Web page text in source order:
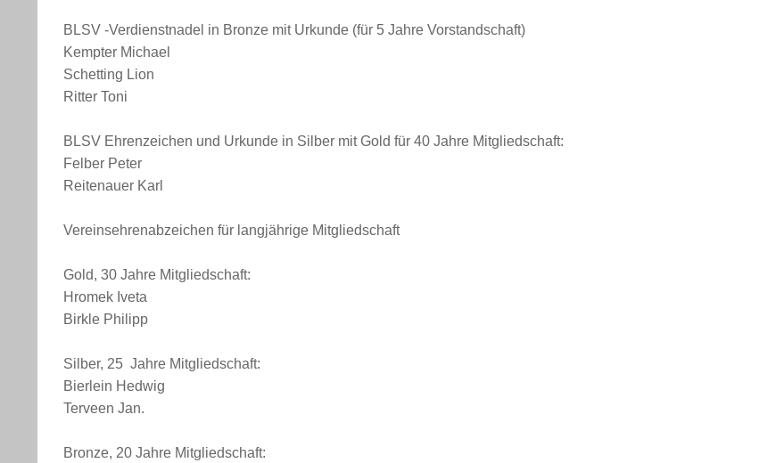
BLSV -Verdienstnadel in Bronze mit Urkunde (für 5 Jahre Vorstandschaft)
Kempter Michael
Schetting Lion
Ritter Toni
BLSV Ehrenzeichen und Urkunde in Silber mit Gold für 40 Jahre Mitgliedschaft:
Felber Peter
Reitenauer Karl
Vereinsehrenabzeichen für langjährige Mitgliedschaft
Gold, 30 Jahre Mitgliedschaft:
Hromek Iveta
Birkle Philipp
Silber, 25 Jahre Mitgliedschaft:
Bierlein Hedwig
Terveen Jan.
Bronze, 20 Jahre Mitgliedschaft: